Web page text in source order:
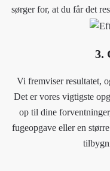
sørger for, at du får det
3.
Vi fremviser resultatet,
Det er vores vigtigste
op til dine
fugeopgave eller en